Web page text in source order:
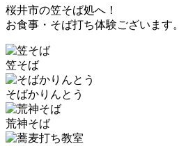
桜井市の笠そば処へ！
お食事・そば打ち体験ございます。
笠そば
そばかりんとう
荒神そば